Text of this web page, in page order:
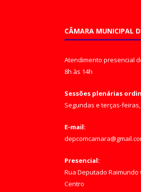
CÂMARA MUNICIPAL
Atendimento presencial
8h às 14h
Sessões plenárias
Segundas e terças-
E-mail:
Presencial:
Rua Deputado Raimundo
Centro